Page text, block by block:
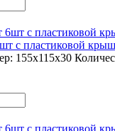
с пластиковой
155х115х30